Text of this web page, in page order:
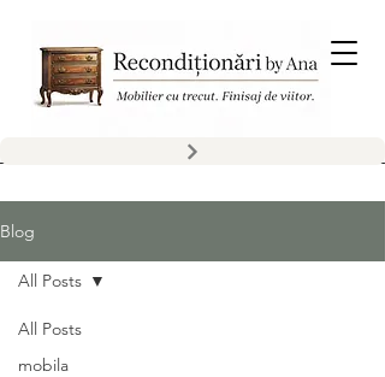
Blog
All Posts
mobila
All Posts